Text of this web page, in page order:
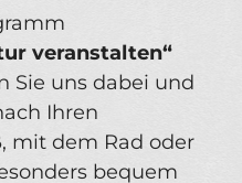
veranstalten“
Sie uns dabei und
Ihren
mit dem Rad oder
bequem